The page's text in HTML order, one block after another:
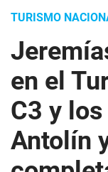
TURISMO
en el
C3 y
Antolín